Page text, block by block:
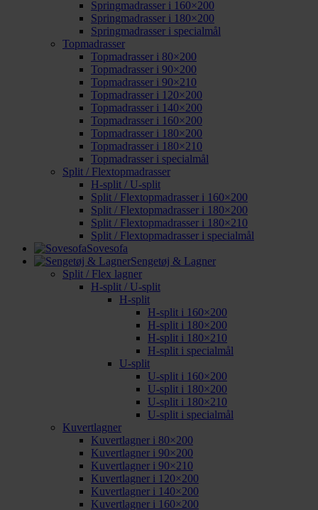
Springmadrasser i 160×200
Springmadrasser i 180×200
Springmadrasser i specialmål
Topmadrasser
Topmadrasser i 80×200
Topmadrasser i 90×200
Topmadrasser i 90×210
Topmadrasser i 120×200
Topmadrasser i 140×200
Topmadrasser i 160×200
Topmadrasser i 180×200
Topmadrasser i 180×210
Topmadrasser i specialmål
Split / Flextopmadrasser
H-split / U-split
Split / Flextopmadrasser i 160×200
Split / Flextopmadrasser i 180×200
Split / Flextopmadrasser i 180×210
Split / Flextopmadrasser i specialmål
Sovesofa
Sengetøj & Lagner
Split / Flex lagner
H-split / U-split
H-split
H-split i 160×200
H-split i 180×200
H-split i 180×210
H-split i specialmål
U-split
U-split i 160×200
U-split i 180×200
U-split i 180×210
U-split i specialmål
Kuvertlagner
Kuvertlagner i 80×200
Kuvertlagner i 90×200
Kuvertlagner i 90×210
Kuvertlagner i 120×200
Kuvertlagner i 140×200
Kuvertlagner i 160×200